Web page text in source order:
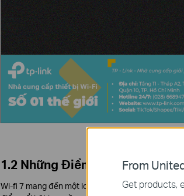
1.2 Những Điểm Khác Biệt Của
Wi-fi 7 mang đến một loạt các cải tiến đáng chú
From
Get products,